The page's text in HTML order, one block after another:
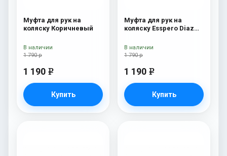
Муфта для рук на
коляску Коричневый
1 790 р
1 190 e
Купить
В наличии
Муфта для рук на
коляску Esspero Diaz
Chocolat
1 790 р
1 190 e
Купить
В наличии